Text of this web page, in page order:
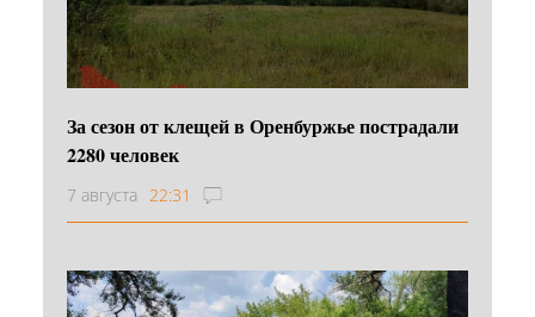
За сезон от клещей в Оренбуржье пострадали
2280 человек
7 августа 22:31